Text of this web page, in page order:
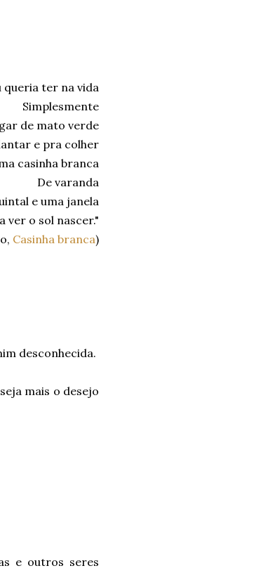
queria ter na vida
Simplesmente
de mato verde
e pra colher
casinha branca
De varanda
e uma janela
ver o sol nascer."
Casinha branca)
desconhecida.
mais o desejo
e outros seres